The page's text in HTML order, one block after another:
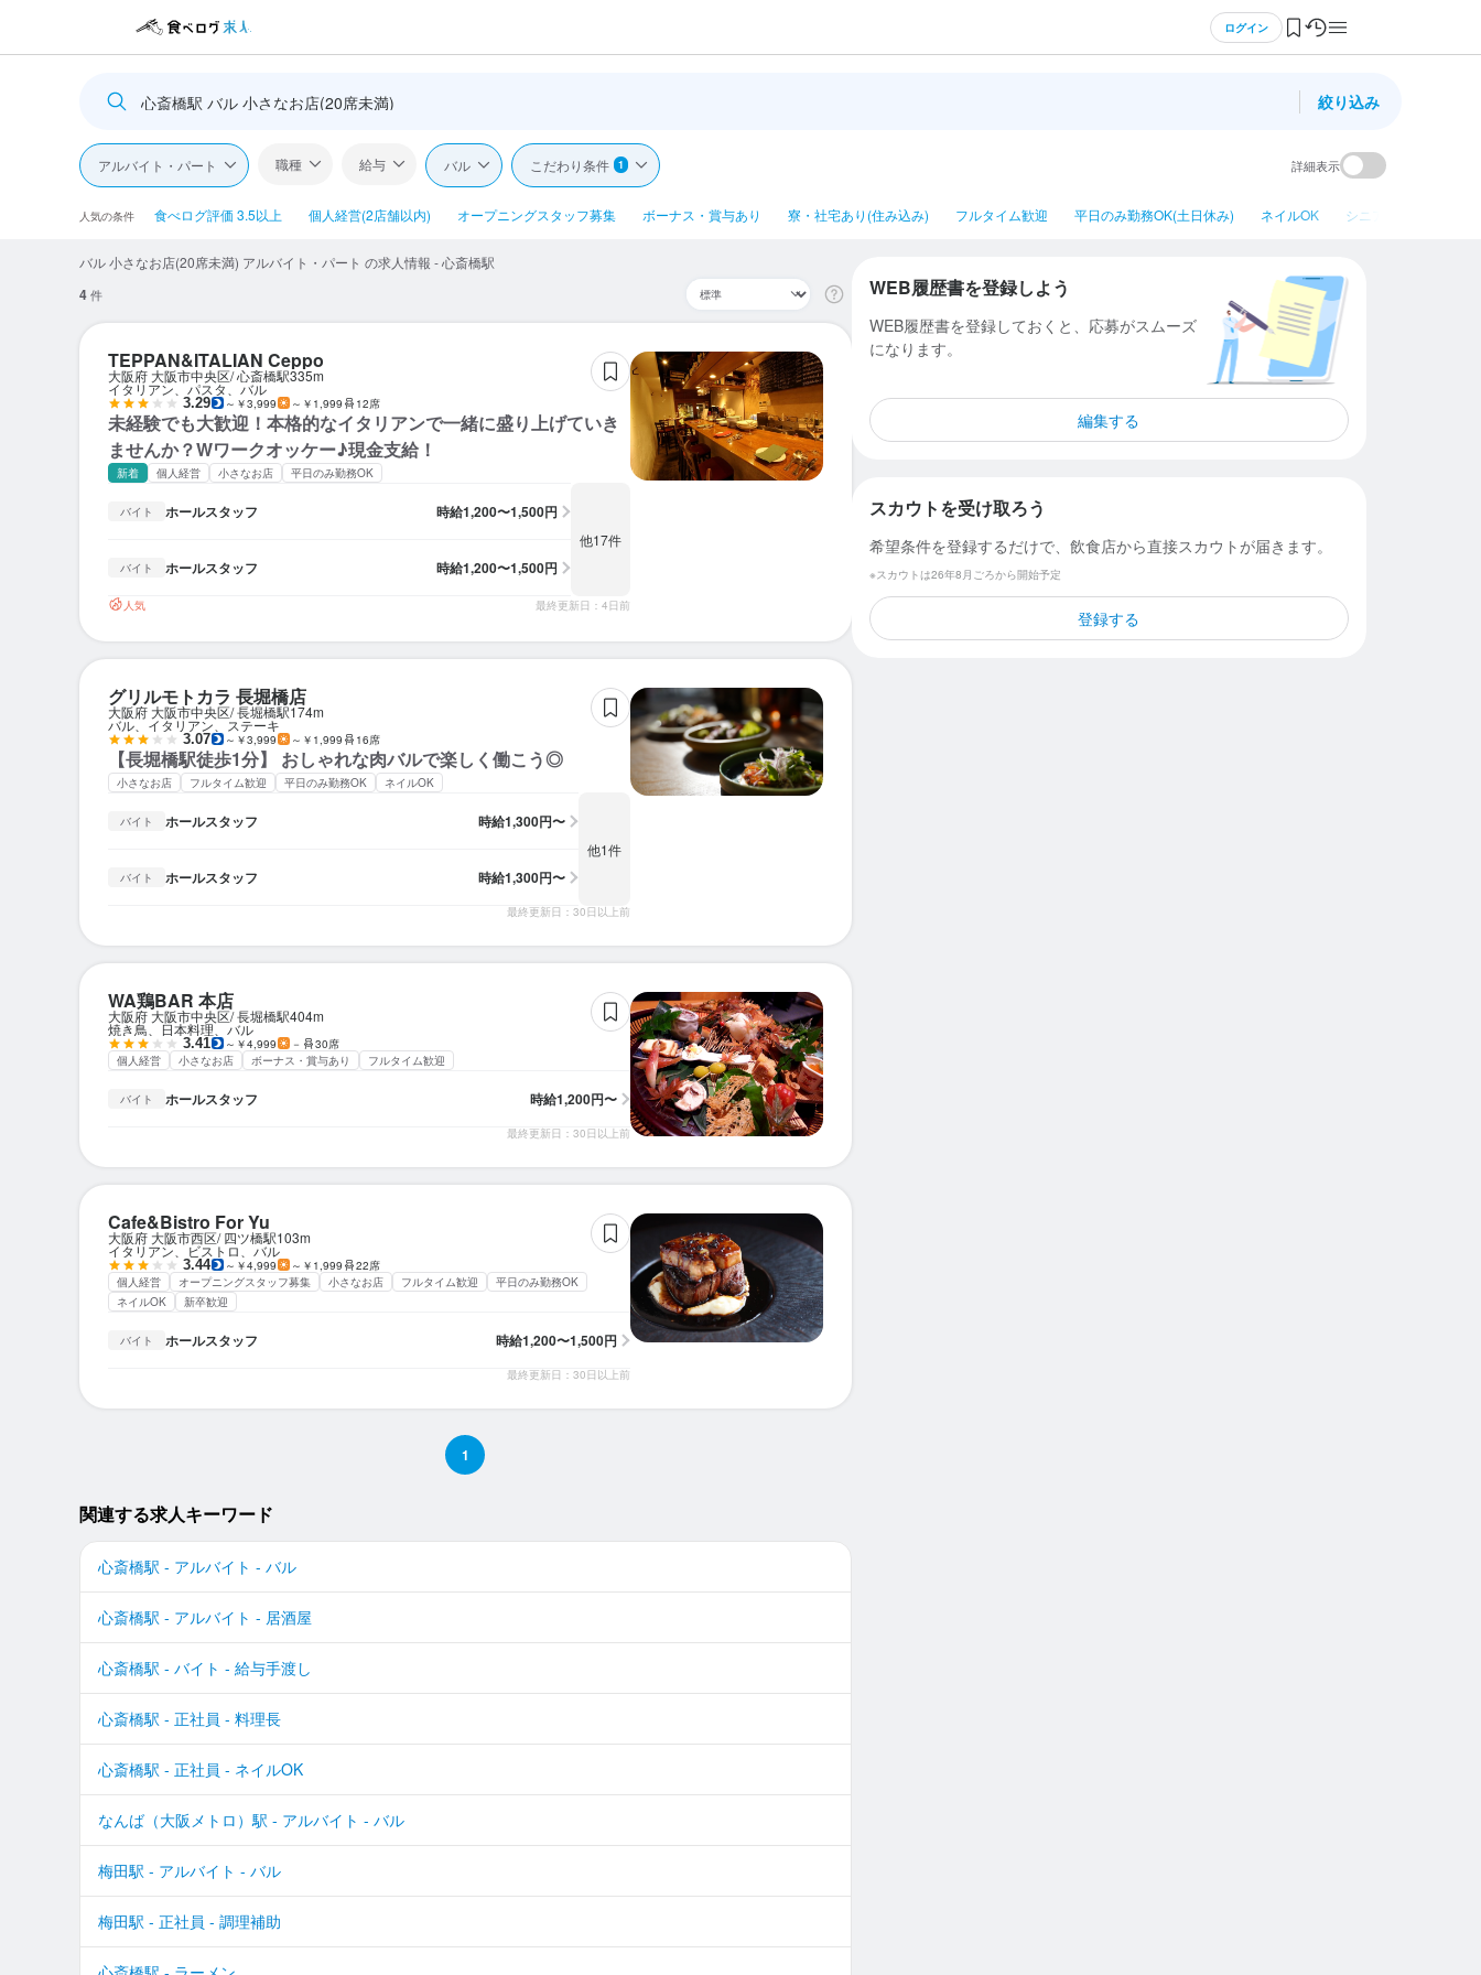
ログイン
心斎橋駅 バル 小さなお店(20席未満) 絞り込み
アルバイト・パート 職種 給与 バル こだわり条件 1 詳細表示
人気の条件 食べログ評価 3.5以上 個人経営(2店舗以内) オープニングスタッフ募集 ボーナス・賞与あり 寮・社宅あり(住み込み) フルタイム歓迎 平日のみ勤務OK(土日休み) ネイルOK シニア・ミドル活躍中
バル 小さなお店(20席未満) アルバイト・パート の求人情報 - 心斎橋駅
4件
TEPPAN&ITALIAN Ceppo
大阪府 大阪市中央区 心斎橋駅335m
イタリアン、パスタ、バル
3.29 ～￥3,999 ～￥1,999 12席
未経験でも大歓迎！本格的なイタリアンで一緒に盛り上げていき
ませんか？Wワークオッケー♪現金支給！
新着 個人経営 小さなお店 平日のみ勤務OK
バイト ホールスタッフ 時給1,200〜1,500円
バイト ホールスタッフ 時給1,200〜1,500円
他17件
人気 最終更新日：4日前
グリルモトカラ 長堀橋店
大阪府 大阪市中央区 長堀橋駅174m
バル、イタリアン、ステーキ
3.07 ～￥3,999 ～￥1,999 16席
【長堀橋駅徒歩1分】 おしゃれな肉バルで楽しく働こう◎
小さなお店 フルタイム歓迎 平日のみ勤務OK ネイルOK
バイト ホールスタッフ 時給1,300円〜
バイト ホールスタッフ 時給1,300円〜
他1件
最終更新日：30日以上前
WA鶏BAR 本店
大阪府 大阪市中央区 長堀橋駅404m
焼き鳥、日本料理、バル
3.41 ～￥4,999 －
30席
個人経営
小さなお店 ボーナス・賞与あり フルタイム歓迎
バイト ホールスタッフ 時給1,200円〜
最終更新日：30日以上前
Cafe&Bistro For Yu
大阪府 大阪市西区 四ツ橋駅103m
イタリアン、ビストロ、バル
3.44 ～￥4,999 ～￥1,999
22席
個人経営
オープニングスタッフ募集 小さなお店 フルタイム歓迎
平日のみ勤務OK
ネイルOK
新卒歓迎
バイト ホールスタッフ 時給1,200〜1,500円
最終更新日：30日以上前
1
関連する求人キーワード
心斎橋駅 - アルバイト - バル
心斎橋駅 - アルバイト - 居酒屋
心斎橋駅 - バイト - 給与手渡し
心斎橋駅 - 正社員 - 料理長
心斎橋駅 - 正社員 - ネイルOK
なんば（大阪メトロ）駅 - アルバイト - バル
梅田駅 - アルバイト - バル
梅田駅 - 正社員 - 調理補助
WEB履歴書を登録しよう
WEB履歴書を登録しておくと、応募がスムーズ
になります。
編集する
スカウトを受け取ろう
希望条件を登録するだけで、飲食店から直接スカウトが届きます。
※スカウトは26年8月ごろから開始予定
登録する
ホールスタッフ 時給：
ホールスタッフ 時給：
ホールスタッフ
ホールスタッフ
ホールスタッフ
ホールスタッフ 時給：